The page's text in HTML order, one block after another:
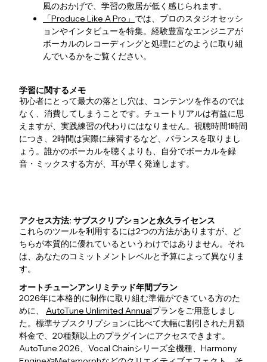
風のおかげで、学習の敷居が低く感じられます。
「Produce Like A Pro」 では、プロのスタジオセッシ
ョンやインタビューを特集。経験豊富なエンジニアが
ボーカルのレコーディングと処理にどのように取り組
んでいるかをご覧ください。
学習に関するメモ
初心者にとって最大の落とし穴は、コンテンツを作るのでは
なく、消費してしまうことです。チュートリアルは有益に思
えますが、実践練習の代わりにはなりません。視聴時間1時間
につき、2時間は実際に練習するなど、バランスを取りまし
ょう。誰かのボーカルを聴くよりも、自分でボーカルを録
音・ミックスする方が、耳が早く発達します。
アクセス方法: サブスクリプションと永久ライセンス
これらのツールを利用するには2つの方法がありますが、ど
ちらが本質的に優れているというわけではありません。それ
は、あなたのコミットメントレベルと予算によって異なりま
す。
オートチューンアンリミテッド年間プラン
2026年に本格的に制作に取り組む準備ができている方のた
めに、 AutoTune Unlimited Annualプランをご用意しまし
た。標準サブスクリプションに比べて大幅に割引された月額
料金で、20種類以上のプラグインにアクセスできます。
AutoTune 2026、Vocal Chainシリーズ全機種、Harmony